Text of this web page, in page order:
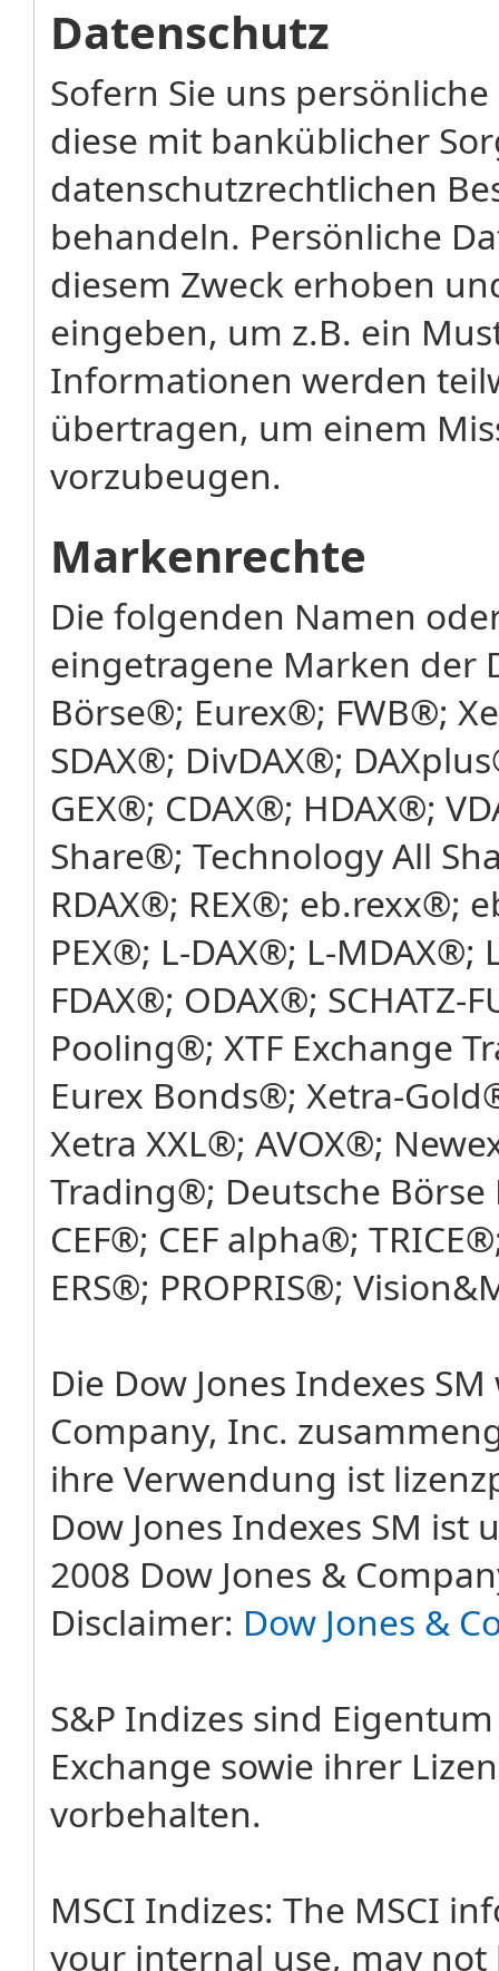
Datenschutz
Sofern Sie uns
diese mit banküblicher
datenschutzrechtlichen
behandeln. Persönliche
diesem Zweck erhoben
eingeben, um z.B. ein
Informationen werden
übertragen, um einem
vorzubeugen.
Markenrechte
Die folgenden Namen
eingetragene Marken der
Börse®; Eurex®; FWB®;
SDAX®; DivDAX®;
GEX®; CDAX®; HDAX®;
Share®; Technology All
RDAX®; REX®; eb.rexx®;
PEX®; L-DAX®; L-MDAX®;
FDAX®; ODAX®; SCHATZ-
Pooling®; XTF Exchange
Eurex Bonds®; Xetra-
Xetra XXL®; AVOX®;
Trading®; Deutsche
CEF®; CEF alpha®;
ERS®; PROPRIS®;
Die Dow Jones Indexes
Company, Inc.
ihre Verwendung ist
Dow Jones Indexes SM
2008 Dow Jones &
Disclaimer: Dow Jones &
S&P Indizes sind
Exchange sowie ihrer
vorbehalten.
MSCI Indizes: The MSCI
your internal use, may